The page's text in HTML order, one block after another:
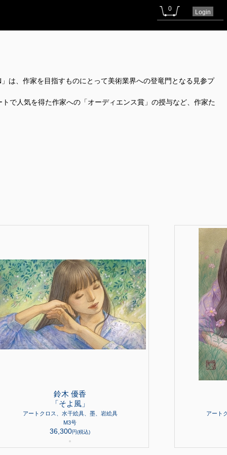
0 Login
は、作家を目指すものにとって美術業界への登竜門となる見参プ
で人気を得た作家への「オーディエンス賞」の授与など、作家た
鈴木 優香
「そよ風」
アートクロス、水干絵具、墨、岩絵具
M3号
36,300円(税込)
●
アート